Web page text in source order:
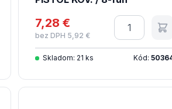
7,28 €
bez DPH 5,92 €
Množstvo
Skladom: 21 ks Kód: